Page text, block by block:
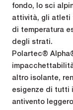
fondo, lo sci
attività, gli atleti
di temperatura
degli strati.
Polartec®
altro isolante,
esigenze di tutti
antivento